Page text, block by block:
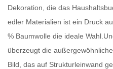
Dekoration, die das
edler Materialien ist ein Druck
% Baumwolle die ideale
überzeugt die
Bild, das auf Strukturleinwand